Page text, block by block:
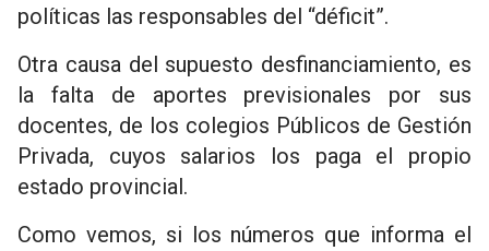
políticas las responsables del “déficit”.
Otra causa del supuesto desfinanciamiento, es
la falta de aportes previsionales por sus
docentes, de los colegios Públicos de Gestión
Privada, cuyos salarios los paga el propio
estado provincial.
Como vemos, si los números que informa el